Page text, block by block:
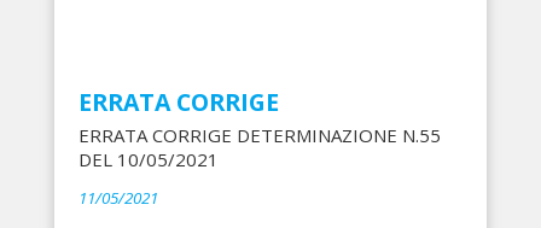
ERRATA CORRIGE
ERRATA CORRIGE DETERMINAZIONE N.55
DEL 10/05/2021
11/05/2021